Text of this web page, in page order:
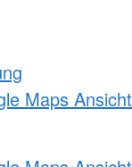
Maps Ansicht